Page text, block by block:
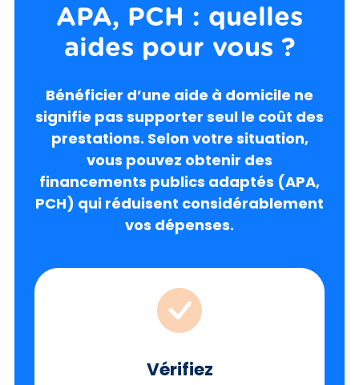
APA, PCH : quelles
aides pour vous ?
Bénéficier d’une aide à domicile ne
signifie pas supporter seul le coût des
prestations. Selon votre situation,
vous pouvez obtenir des
financements publics adaptés (APA,
PCH) qui réduisent considérablement
vos dépenses.
Vérifiez